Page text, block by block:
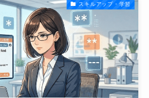
スキルアップ・学習